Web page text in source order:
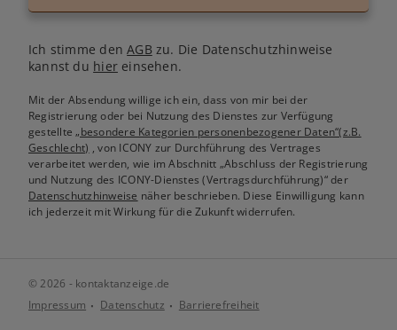
Ich stimme denAGB zu. Die Datenschutzhinweise
kannst du hiereinsehen.
Mit der Absendung willige ich ein, dass von mir bei der
Registrierung oder bei Nutzung des Dienstes zur Verfügung
gestellte„besondere Kategorien personenbezogener Daten“(z.B.
Geschlecht) , von ICONY zur Durchführung des Vertrages
verarbeitet werden, wie im Abschnitt „Abschluss der Registrierung
und Nutzung des ICONY-Dienstes (Vertragsdurchführung)“ der
Datenschutzhinweise näher beschrieben. Diese Einwilligung kann
ich jederzeit mit Wirkung für die Zukunft widerrufen.
© 2026 - kontaktanzeige.de
Impressum
Datenschutz Barrierefreiheit